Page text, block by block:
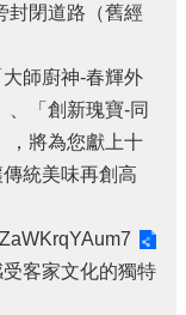
封閉道路（舊經
師廚神-春輝外
、「創新瑰寶-同
，將為您獻上十
統美味再創高
客家文化的獨特